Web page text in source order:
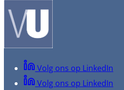
Volg ons op LinkedIn
Volg ons op LinkedIn